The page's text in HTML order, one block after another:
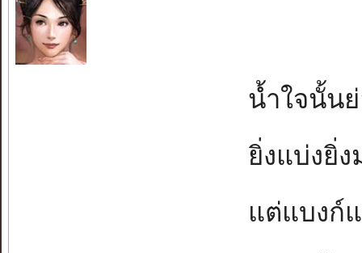
น้ำใจนั้น
ยิ่งแบ่งยิ่
แต่แบงก์